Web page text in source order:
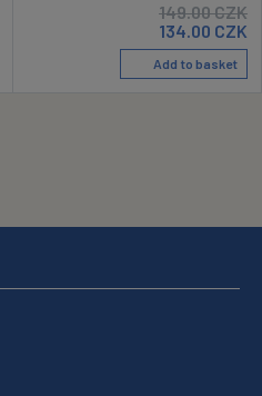
149.00CZK
134.00 CZK
Add to basket